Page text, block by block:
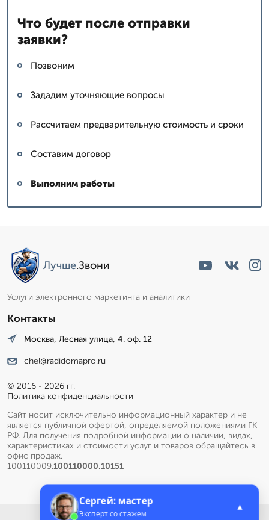
Что будет после отправки
заявки?
Позвоним
Зададим уточняющие вопросы
Рассчитаем предварительную стоимость и сроки
Составим договор
Выполним работы
Лучше.Звони
Услуги электронного маркетинга и аналитики
Контакты
Москва, Лесная улица, 4. оф. 12
chel@radidomapro.ru
© 2016 - 2026 гг.
Политика конфиденциальности
Сайт носит исключительно информационный характер и не
является публичной офертой, определяемой положениями ГК
РФ. Для получения подробной информации о наличии, видах,
характеристиках и стоимости услуг и товаров обращайтесь в
офис продаж.
100110009.100110000.10151
Сергей: мастер
Эксперт со стажем
▲